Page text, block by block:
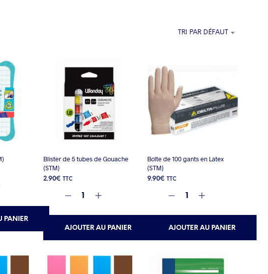
E
S
T
TRI PAR DÉFAUT
PANIER
Blister de 5 tubes de Gouache
(STM)
2.90€ TTC
AJOUTER AU PANIER
Boîte de 100 gants en Latex
(STM)
9.90€ TTC
AJOUTER AU PANIER